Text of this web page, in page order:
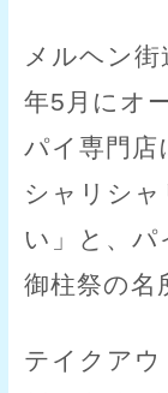
メルヘン
年5月にオ
パイ専門店
シャリシ
い」と、パ
御柱祭の名
テイクア